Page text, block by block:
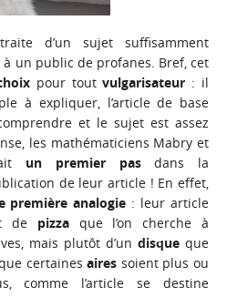
d’un sujet suffisamment
un public de profanes. Bref, cet
pour toutvulgarisateur : il
à expliquer, l’article de base
et le sujet est assez
les mathématiciens Mabry et
un premier pasdans la
de leur article ! En effet,
première analogie : leur article
de pizzaque l’on cherche à
mais plutôt d’un disque que
certainesaires soient plus ou
comme l’article se destine